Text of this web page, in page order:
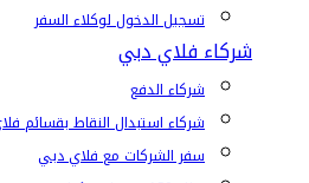
تسجيل الدخول لوكلاء السفر
شركاء فلاي دبي
شركاء الدفع
شركاء استبدال النقاط بقسائم
سفر الشركات مع فلاي دبي